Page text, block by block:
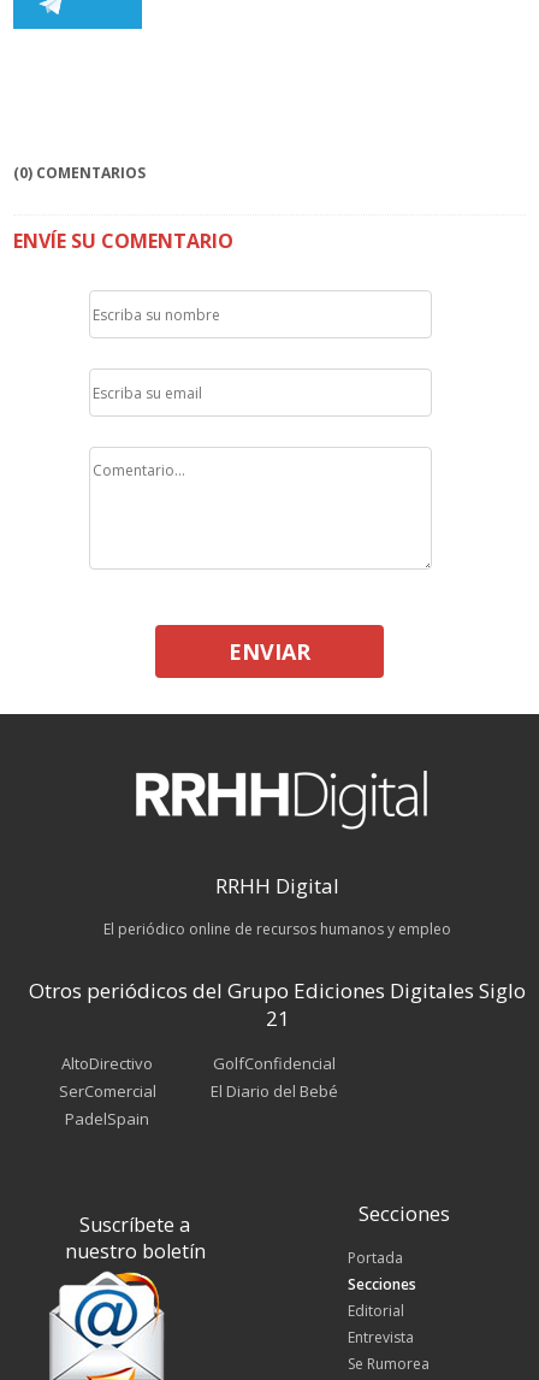
(0) COMENTARIOS
ENVÍE SU COMENTARIO
ENVIAR
RRHH Digital
El periódico online de recursos humanos y empleo
Otros periódicos del Grupo Ediciones Digitales Siglo
21
AltoDirectivo
SerComercial
PadelSpain
GolfConfidencial
El Diario del Bebé
Suscríbete a
nuestro boletín
Secciones
Portada
Secciones
Editorial
Entrevista
Se Rumorea